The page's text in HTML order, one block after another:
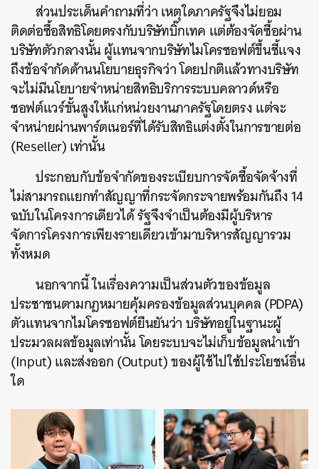
ส่วนประเด็นคำถามที่ว่า เหตุใดภาครัฐจึงไม่ยอม
ติดต่อซื้อสิทธิโดยตรงกับบริษัทบิ๊กเทค แต่ต้องจัดซื้อผ่าน
บริษัทตัวกลางนั้น ผู้แทนจากบริษัทไมโครซอฟต์ขึ้นชี้แจง
ถึงข้อจำกัดด้านนโยบายธุรกิจว่า โดยปกติแล้วทางบริษัท
จะไม่มีนโยบายจำหน่ายสิทธิบริการระบบคลาวด์หรือ
ซอฟต์แวร์ขั้นสูงให้แก่หน่วยงานภาครัฐโดยตรง แต่จะ
จำหน่ายผ่านพาร์ตเนอร์ที่ได้รับสิทธิแต่งตั้งในการขายต่อ
(Reseller) เท่านั้น
ประกอบกับข้อจำกัดของระเบียบการจัดซื้อจัดจ้างที่
ไม่สามารถแยกทำสัญญาที่กระจัดกระจายพร้อมกันถึง 14
ฉบับในโครงการเดียวได้ รัฐจึงจำเป็นต้องมีผู้บริหาร
จัดการโครงการเพียงรายเดียวเข้ามาบริหารสัญญารวม
ทั้งหมด
นอกจากนี้ ในเรื่องความเป็นส่วนตัวของข้อมูล
ประชาชนตามกฎหมายคุ้มครองข้อมูลส่วนบุคคล (PDPA)
ตัวแทนจากไมโครซอฟต์ยืนยันว่า บริษัทอยู่ในฐานะผู้
ประมวลผลข้อมูลเท่านั้น โดยระบบจะไม่เก็บข้อมูลนำเข้า
(Input) และส่งออก (Output) ของผู้ใช้ไปใช้ประโยชน์อื่น
ใด
SHARE TWEET LINE EMAIL